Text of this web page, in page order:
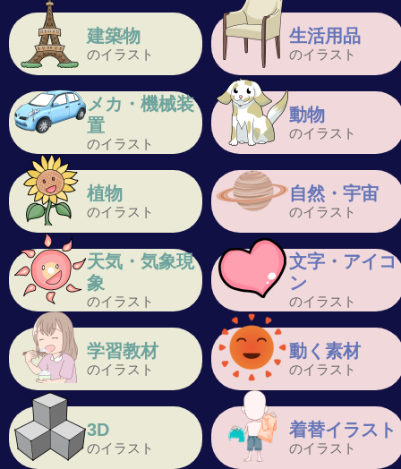
建築物
のイラスト
生活用品
のイラスト
メカ・機械装
置
のイラスト
動物
のイラスト
植物
のイラスト
自然・宇宙
のイラスト
天気・気象現
象
のイラスト
文字・アイコ
ン
のイラスト
学習教材
のイラスト
動く素材
のイラスト
3D
のイラスト
着替イラスト
のイラスト